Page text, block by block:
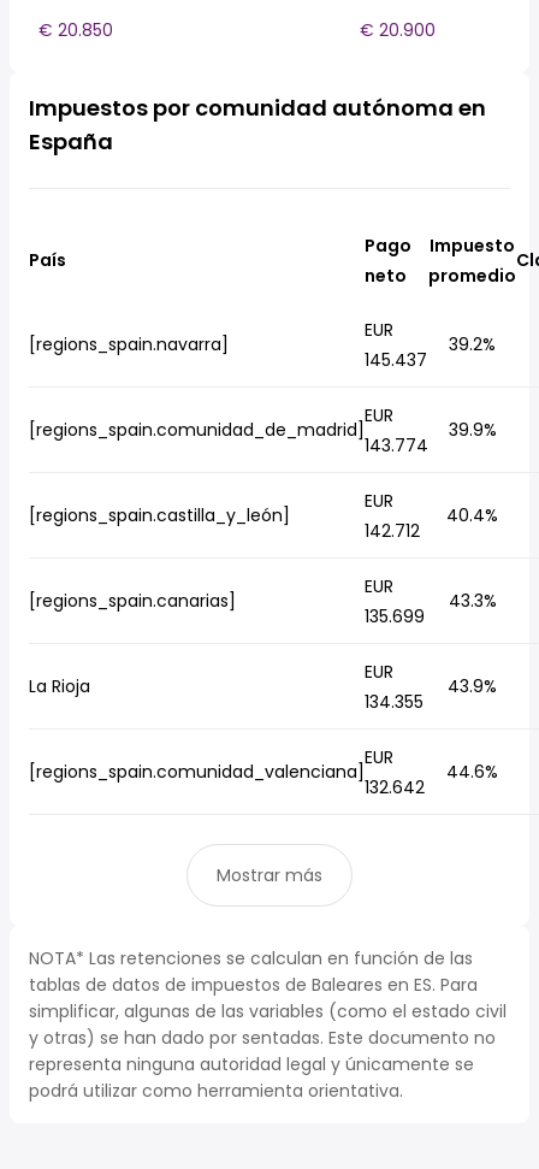
€ 20.850
€ 20.900
Impuestos por comunidad autónoma en
España
País
Pago
neto
Impuesto
promedio
[regions_spain.navarra]
EUR
145.437
39.2%
[regions_spain.comunidad_de_madrid]
EUR
143.774
39.9%
[regions_spain.castilla_y_león]
EUR
142.712
40.4%
[regions_spain.canarias]
EUR
135.699
43.3%
La Rioja
EUR
134.355
43.9%
[regions_spain.comunidad_valenciana]
EUR
132.642
44.6%
Mostrar más
NOTA* Las retenciones se calculan en función de las
tablas de datos de impuestos de Baleares en ES. Para
simplificar, algunas de las variables (como el estado civil
y otras) se han dado por sentadas. Este documento no
representa ninguna autoridad legal y únicamente se
podrá utilizar como herramienta orientativa.